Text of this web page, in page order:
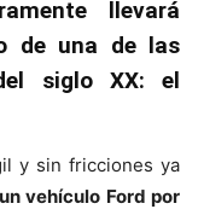
llevará
de una de las
siglo XX: el
y sin fricciones ya
vehículo Ford por